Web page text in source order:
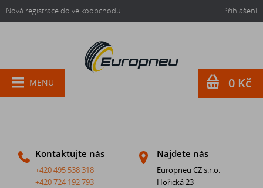
Nová registrace do velkoobchodu Přihlášení
Kontaktujte nás
+420 495 538 318
+420 724 192 793
Najdete nás
Europneu CZ s.r.o.
Hořická 23
MENU 0 Kč